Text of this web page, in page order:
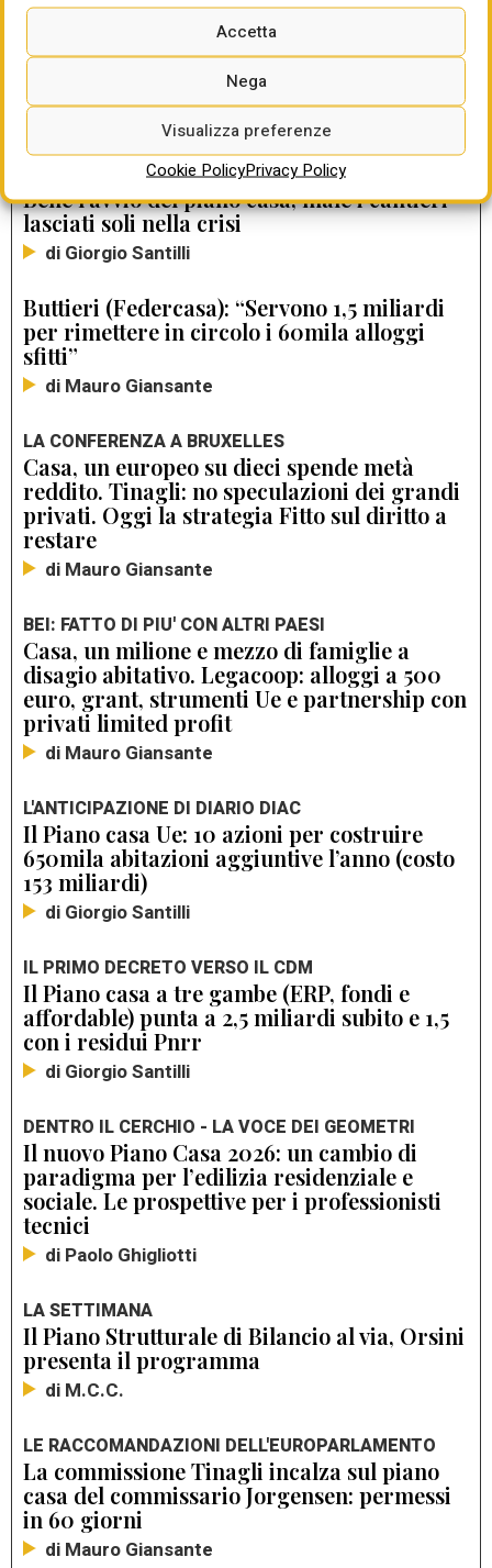
Accetta
Nega
Visualizza preferenze
Cookie PolicyPrivacy Policy
LEGGI ANCHE
Bene l’avvio del piano casa, male i cantieri
lasciati soli nella crisi
di Giorgio Santilli
Buttieri (Federcasa): “Servono 1,5 miliardi
per rimettere in circolo i 60mila alloggi
sfitti”
di Mauro Giansante
LA CONFERENZA A BRUXELLES
Casa, un europeo su dieci spende metà
reddito. Tinagli: no speculazioni dei grandi
privati. Oggi la strategia Fitto sul diritto a
restare
di Mauro Giansante
BEI: FATTO DI PIU' CON ALTRI PAESI
Casa, un milione e mezzo di famiglie a
disagio abitativo. Legacoop: alloggi a 500
euro, grant, strumenti Ue e partnership con
privati limited profit
di Mauro Giansante
L'ANTICIPAZIONE DI DIARIO DIAC
Il Piano casa Ue: 10 azioni per costruire
650mila abitazioni aggiuntive l’anno (costo
153 miliardi)
di Giorgio Santilli
IL PRIMO DECRETO VERSO IL CDM
Il Piano casa a tre gambe (ERP, fondi e
affordable) punta a 2,5 miliardi subito e 1,5
con i residui Pnrr
di Giorgio Santilli
DENTRO IL CERCHIO - LA VOCE DEI GEOMETRI
Il nuovo Piano Casa 2026: un cambio di
paradigma per l’edilizia residenziale e
sociale. Le prospettive per i professionisti
tecnici
di Paolo Ghigliotti
LA SETTIMANA
Il Piano Strutturale di Bilancio al via, Orsini
presenta il programma
di M.C.C.
LE RACCOMANDAZIONI DELL'EUROPARLAMENTO
La commissione Tinagli incalza sul piano
casa del commissario Jorgensen: permessi
in 60 giorni
di Mauro Giansante